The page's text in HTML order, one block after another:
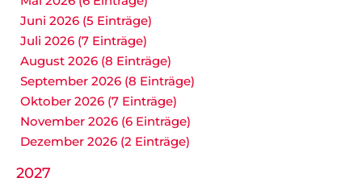
Juni 2026 (5 Einträge)
Juli 2026 (7 Einträge)
August 2026 (8 Einträge)
September 2026 (8 Einträge)
Oktober 2026 (7 Einträge)
November 2026 (6 Einträge)
Dezember 2026 (2 Einträge)
2027